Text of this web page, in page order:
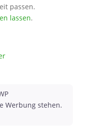
passen.
lassen.
Werbung stehen.